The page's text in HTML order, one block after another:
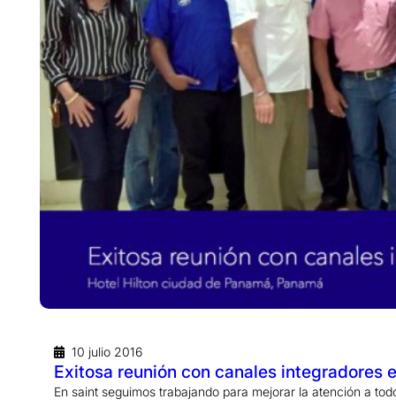
10 julio 2016
Exitosa reunión con canales integradores
En saint seguimos trabajando para mejorar la atención a